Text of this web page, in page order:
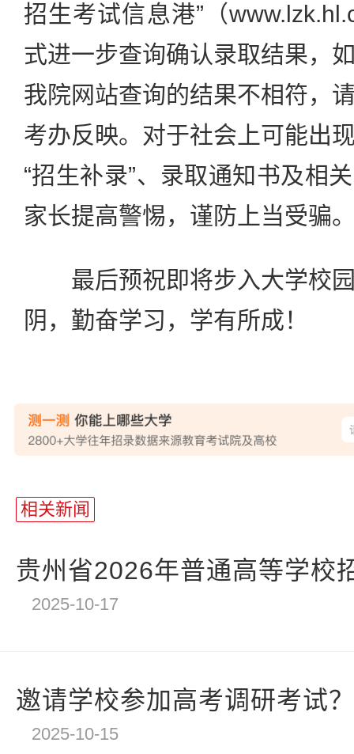
招生考试信息港”（
式进一步查询确认录取结果，
我院网站查询的结果不相符，
考办反映。对于社会上可能出
“招生补录”、录取通知书及相
家长提高警惕，谨防上当受骗
最后预祝即将步入大学校园
阴，勤奋学习，学有所成！
相关新闻
贵州省2026年普通高等学校
2025-10-17
邀请学校参加高考调研考试
2025-10-15